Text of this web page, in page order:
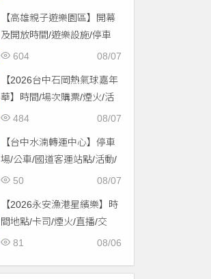
【高雄親子遊樂園區】開幕
及開放時間/遊樂設施/停車
場/交通一次看！
08/07
604
【2026台中石岡熱氣球嘉年
華】時間/場次購票/煙火/活
動/交通，土牛運動公園登08/07
484
【台中水湳轉運中心】停車
場/公車/國道客運站點/活動/
交通，啟用免費停車！ 08/07
50
【2026永安漁港星繽樂】時
間地點/卡司/煙火/直播/交
通，免費入場！
08/06
81